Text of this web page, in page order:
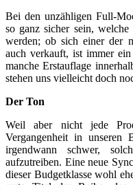
Bei den unzähligen Full-
so ganz sicher sein,
werden; ob sich einer der
auch verkauft, ist immer
manche Erstauflage
stehen uns vielleicht doch
Der Ton
Weil aber nicht jede
Vergangenheit in unseren
irgendwann schwer,
aufzutreiben. Eine neue
dieser Budgetklasse wohl